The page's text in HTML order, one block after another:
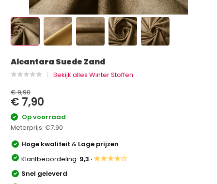
Alcantara Suede Zand
Bekijk alles Winter Stoffen
€ 9,90
€ 7,90
Op voorraad
Meterprijs:€7,90
Hoge kwaliteit& Lage prijzen
Klantbeoordeling: 9,3 ·★★★★☆
Snel geleverd